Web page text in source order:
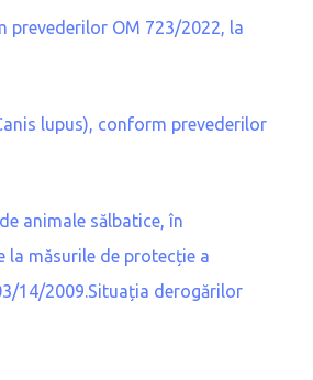
prevederilor OM 723/2022, la
lupus), conform prevederilor
animale sălbatice, în
măsurile de protecție a
14/2009.Situația derogărilor